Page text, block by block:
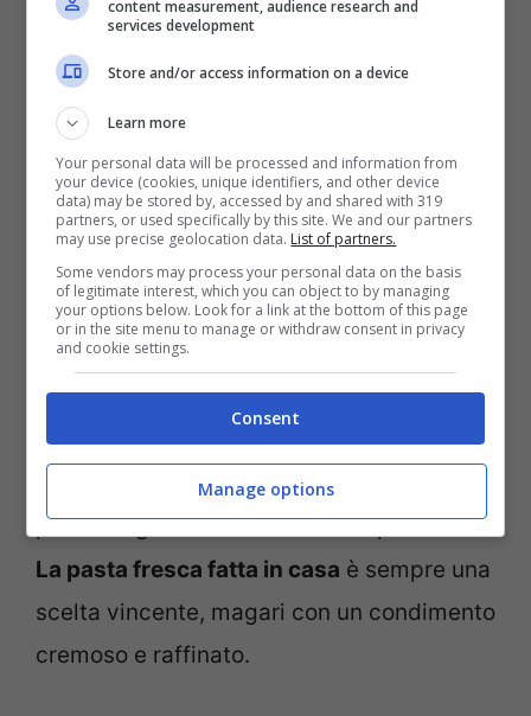
Il primo o il secondo che
Per il piatto forte si può scegliere tra un
primo elegante o un secondo importante.
La pasta fresca fatta in casa è sempre una
scelta vincente, magari con un condimento
cremoso e raffinato.
content measurement, audience research and
services development
Store and/or access information on a device
Learn more
Your personal data will be processed and information from
your device (cookies, unique identifiers, and other device
data) may be stored by, accessed by and shared with 319
partners, or used specifically by this site. We and our partners
may use precise geolocation data. List of partners.
Some vendors may process your personal data on the basis
of legitimate interest, which you can object to by managing
your options below. Look for a link at the bottom of this page
or in the site menu to manage or withdraw consent in privacy
and cookie settings.
Consent
Manage options